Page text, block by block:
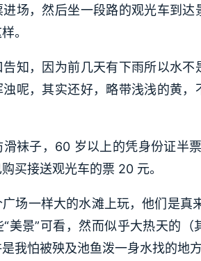
场，然后坐一段路的观光车到
。
知，因为前几天有下雨所以水
浊呢，其实还好，略带浅浅的黄
滑袜子，60 岁以上的凭身份证半
买接送观光车的票 20 元。
场一样大的水滩上玩，他们是真
美景”可看，然而似乎大热天的
我怕被殃及池鱼泼一身水找的地